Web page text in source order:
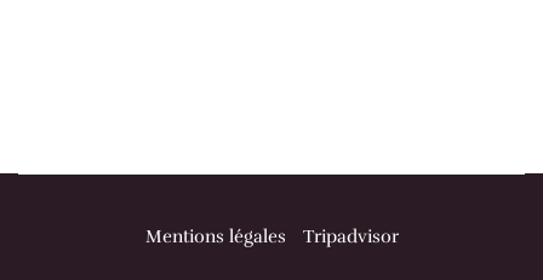
Mentions légales Tripadvisor